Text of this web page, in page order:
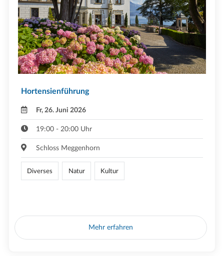
Hortensienführung
Fr, 26. Juni 2026
19:00 - 20:00 Uhr
Schloss Meggenhorn
Diverses Natur Kultur
Mehr erfahren